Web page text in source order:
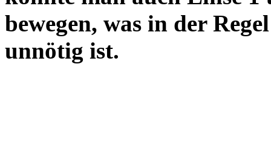
bewegen, was in der Regel
unnötig ist.